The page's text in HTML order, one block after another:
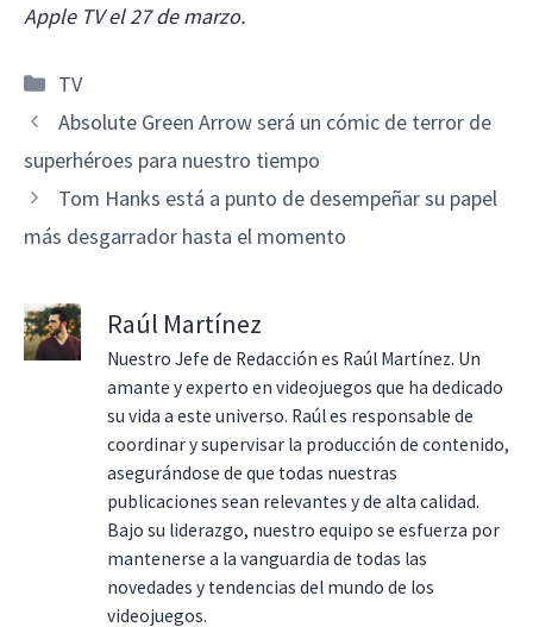
Apple TV el 27 de marzo.
Categorías
TV
Absolute Green Arrow será un cómic de terror de
superhéroes para nuestro tiempo
Tom Hanks está a punto de desempeñar su papel
más desgarrador hasta el momento
Raúl Martínez
Nuestro Jefe de Redacción es Raúl Martínez. Un
amante y experto en videojuegos que ha dedicado
su vida a este universo. Raúl es responsable de
coordinar y supervisar la producción de contenido,
asegurándose de que todas nuestras
publicaciones sean relevantes y de alta calidad.
Bajo su liderazgo, nuestro equipo se esfuerza por
mantenerse a la vanguardia de todas las
novedades y tendencias del mundo de los
videojuegos.